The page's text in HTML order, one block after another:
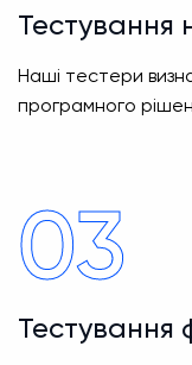
Тестування
Наші тестери
програмного
03
Тестування